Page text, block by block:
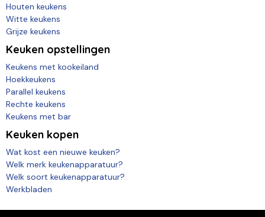
Houten keukens
Witte keukens
Grijze keukens
Keuken opstellingen
Keukens met kookeiland
Hoekkeukens
Parallel keukens
Rechte keukens
Keukens met bar
Keuken kopen
Wat kost een nieuwe keuken?
Welk merk keukenapparatuur?
Welk soort keukenapparatuur?
Werkbladen